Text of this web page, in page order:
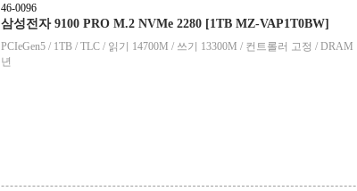
46-0096
삼성전자 9100 PRO M.2 NVMe 2280 [1TB MZ-VAP1T0BW]
PCIeGen5 / 1TB / TLC / 읽기 14700M / 쓰기 13300M / 컨트롤러 고정 /
년